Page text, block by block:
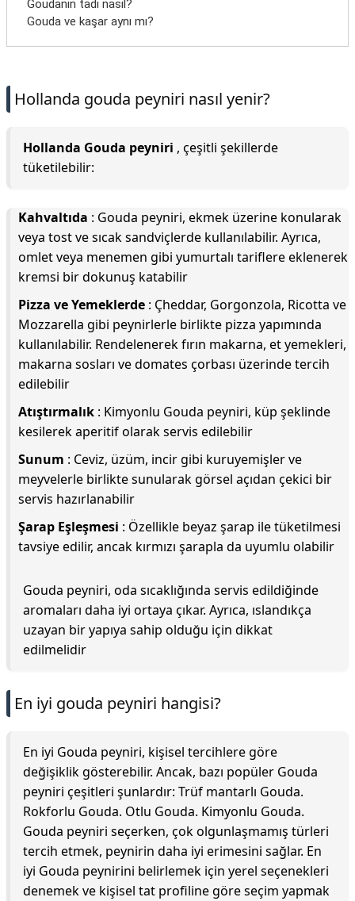
Goudanın tadı nasıl?
Gouda ve kaşar aynı mı?
Hollanda gouda peyniri nasıl yenir?
Hollanda Gouda peyniri , çeşitli şekillerde
tüketilebilir:
Kahvaltıda : Gouda peyniri, ekmek üzerine konularak
veya tost ve sıcak sandviçlerde kullanılabilir. Ayrıca,
omlet veya menemen gibi yumurtalı tariflere eklenerek
kremsi bir dokunuş katabilir
Pizza ve Yemeklerde : Çheddar, Gorgonzola, Ricotta ve
Mozzarella gibi peynirlerle birlikte pizza yapımında
kullanılabilir. Rendelenerek fırın makarna, et yemekleri,
makarna sosları ve domates çorbası üzerinde tercih
edilebilir
Atıştırmalık : Kimyonlu Gouda peyniri, küp şeklinde
kesilerek aperitif olarak servis edilebilir
Sunum : Ceviz, üzüm, incir gibi kuruyemişler ve
meyvelerle birlikte sunularak görsel açıdan çekici bir
servis hazırlanabilir
Şarap Eşleşmesi : Özellikle beyaz şarap ile tüketilmesi
tavsiye edilir, ancak kırmızı şarapla da uyumlu olabilir
Gouda peyniri, oda sıcaklığında servis edildiğinde
aromaları daha iyi ortaya çıkar. Ayrıca, ıslandıkça
uzayan bir yapıya sahip olduğu için dikkat
edilmelidir
En iyi gouda peyniri hangisi?
En iyi Gouda peyniri, kişisel tercihlere göre
değişiklik gösterebilir. Ancak, bazı popüler Gouda
peyniri çeşitleri şunlardır: Trüf mantarlı Gouda.
Rokforlu Gouda. Otlu Gouda. Kimyonlu Gouda.
Gouda peyniri seçerken, çok olgunlaşmamış türleri
tercih etmek, peynirin daha iyi erimesini sağlar. En
iyi Gouda peynirini belirlemek için yerel seçenekleri
denemek ve kişisel tat profiline göre seçim yapmak